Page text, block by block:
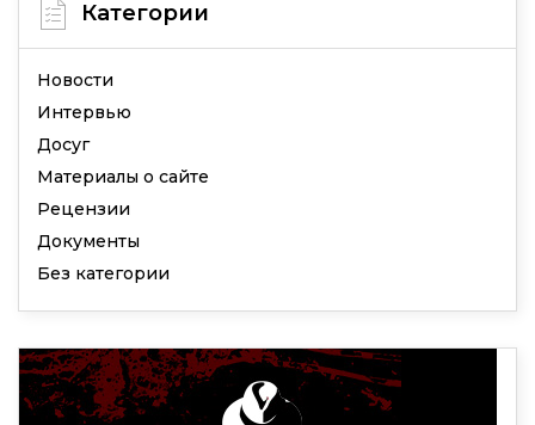
Категории
Новости
Интервью
Досуг
Материалы о сайте
Рецензии
Документы
Без категории